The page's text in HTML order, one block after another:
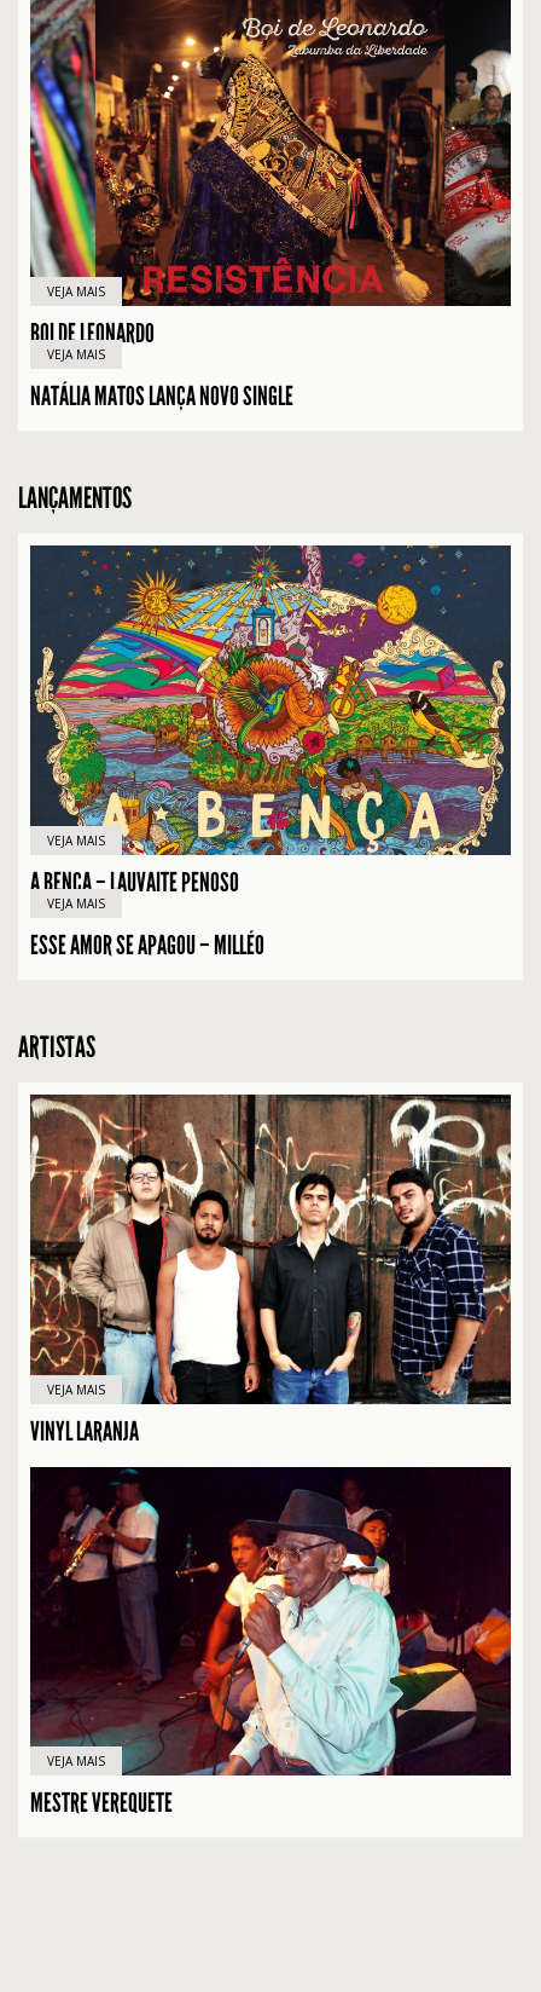
VEJA MAIS
BOI DE LEONARDO
VEJA MAIS
NATÁLIA MATOS LANÇA NOVO SINGLE
LANÇAMENTOS
VEJA MAIS
A BENÇA – LAUVAITE PENOSO
VEJA MAIS
ESSE AMOR SE APAGOU – MILLÉO
ARTISTAS
VEJA MAIS
VINYL LARANJA
VEJA MAIS
MESTRE VEREQUETE